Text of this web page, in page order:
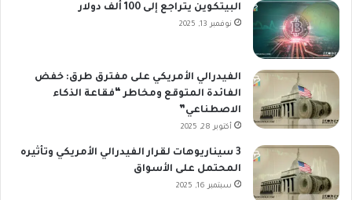
البيتكوين يتراجع إلى 100 ألف دولار
نوفمبر 13, 2025
الفيدرالي الأمريكي على مفترق طرق: خفض
الفائدة المتوقع ومخاطر “فقاعة الذكاء
الاصطناعي”
أكتوبر 28, 2025
3 سيناريوهات لقرار الفيدرالي الأمريكي وتأثيره
المحتمل على الأسواق
سبتمبر 16, 2025